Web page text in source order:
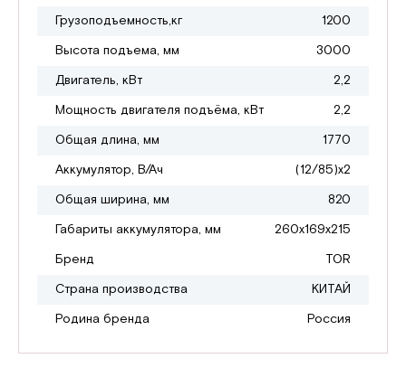
Грузоподъемность,кг
1200
Высота подъема, мм
3000
Двигатель, кВт
2,2
Мощность двигателя подъёма, кВт
2,2
Общая длина, мм
1770
Аккумулятор, В/Ач
(12/85)х2
Общая ширина, мм
820
Габариты аккумулятора, мм
260х169х215
Бренд
TOR
Страна производства
КИТАЙ
Родина бренда
Россия